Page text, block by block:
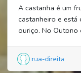
A castanha é um
castanheiro e está
ouriço. No Outono
rua-direita